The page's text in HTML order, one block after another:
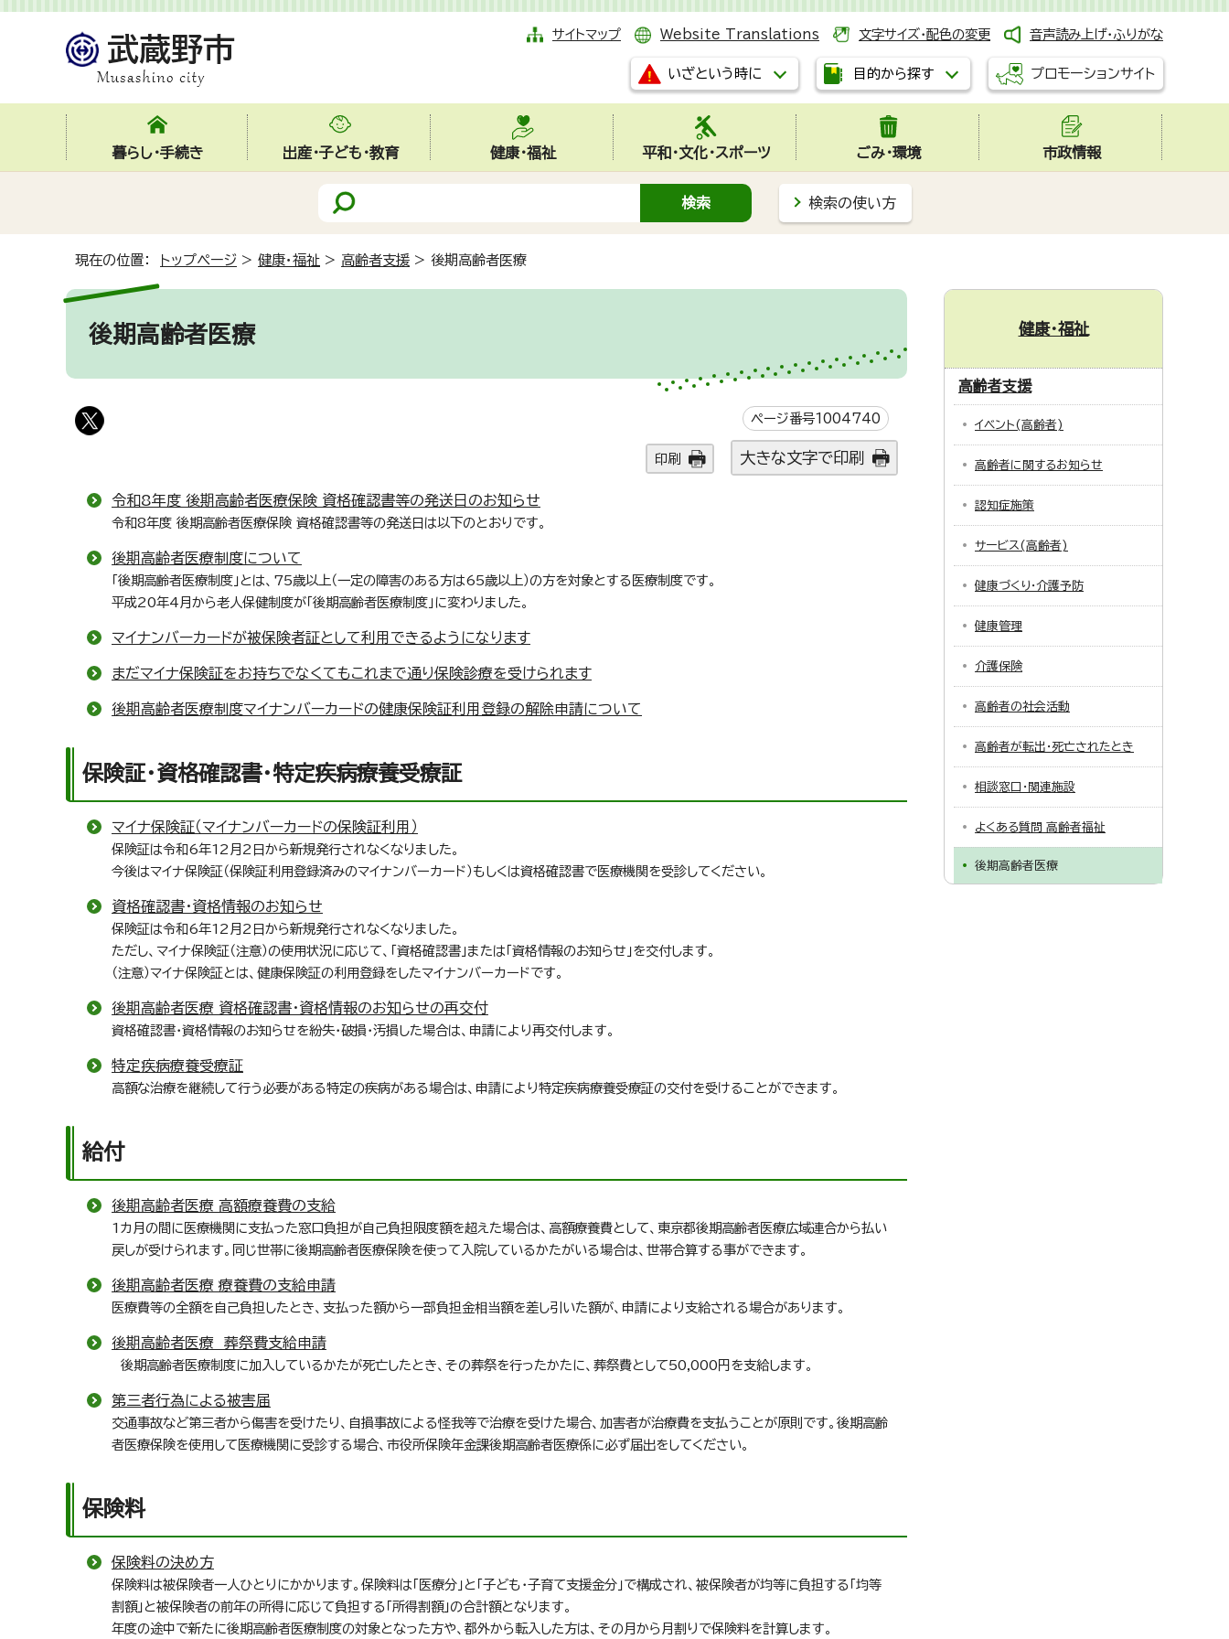
サイトマップ Website Translations 文字サイズ・配色の変更 音声読み上げ・ふりがな
いざという時に 目的から探す プロモーションサイト
暮らし・手続き 出産・子ども・教育 健康・福祉 平和・文化・スポーツ ごみ・環境 市政情報
検索の使い方
現在の位置： トップページ > 健康・福祉 > 高齢者支援 > 後期高齢者医療
後期高齢者医療
ページ番号1004740
印刷 大きな文字で印刷
令和8年度 後期高齢者医療保険 資格確認書等の発送日のお知らせ
令和8年度 後期高齢者医療保険 資格確認書等の発送日は以下のとおりです。
後期高齢者医療制度について
「後期高齢者医療制度」とは、75歳以上（一定の障害のある方は65歳以上）の方を対象とする医療制度です。
平成20年4月から老人保健制度が「後期高齢者医療制度」に変わりました。
マイナンバーカードが被保険者証として利用できるようになります
まだマイナ保険証をお持ちでなくてもこれまで通り保険診療を受けられます
後期高齢者医療制度マイナンバーカードの健康保険証利用登録の解除申請について
保険証・資格確認書・特定疾病療養受療証
マイナ保険証（マイナンバーカードの保険証利用）
保険証は令和6年12月2日から新規発行されなくなりました。
今後はマイナ保険証（保険証利用登録済みのマイナンバーカード）もしくは資格確認書で医療機関を受診してください。
資格確認書・資格情報のお知らせ
保険証は令和6年12月2日から新規発行されなくなりました。
ただし、マイナ保険証（注意）の使用状況に応じて、「資格確認書」または「資格情報のお知らせ」を交付します。
（注意）マイナ保険証とは、健康保険証の利用登録をしたマイナンバーカードです。
後期高齢者医療 資格確認書・資格情報のお知らせの再交付
資格確認書・資格情報のお知らせを紛失・破損・汚損した場合は、申請により再交付します。
特定疾病療養受療証
高額な治療を継続して行う必要がある特定の疾病がある場合は、申請により特定疾病療養受療証の交付を受けることができます。
給付
後期高齢者医療 高額療養費の支給
1カ月の間に医療機関に支払った窓口負担が自己負担限度額を超えた場合は、高額療養費として、東京都後期高齢者医療広域連合から払い
戻しが受けられます。同じ世帯に後期高齢者医療保険を使って入院しているかたがいる場合は、世帯合算する事ができます。
後期高齢者医療 療養費の支給申請
医療費等の全額を自己負担したとき、支払った額から一部負担金相当額を差し引いた額が、申請により支給される場合があります。
後期高齢者医療 葬祭費支給申請
後期高齢者医療制度に加入しているかたが死亡したとき、その葬祭を行ったかたに、葬祭費として50,000円を支給します。
第三者行為による被害届
交通事故など第三者から傷害を受けたり、自損事故による怪我等で治療を受けた場合、加害者が治療費を支払うことが原則です。後期高齢
者医療保険を使用して医療機関に受診する場合、市役所保険年金課後期高齢者医療係に必ず届出をしてください。
保険料
保険料の決め方
保険料は被保険者一人ひとりにかかります。保険料は「医療分」と「子ども・子育て支援金分」で構成され、被保険者が均等に負担する「均等
割額」と被保険者の前年の所得に応じて負担する「所得割額」の合計額となります。
年度の途中で新たに後期高齢者医療制度の対象となった方や、都外から転入した方は、その月から月割りで保険料を計算します。
健康・福祉
高齢者支援
イベント(高齢者)
高齢者に関するお知らせ
認知症施策
サービス(高齢者)
健康づくり・介護予防
健康管理
介護保険
高齢者の社会活動
高齢者が転出・死亡されたとき
相談窓口・関連施設
よくある質問 高齢者福祉
後期高齢者医療